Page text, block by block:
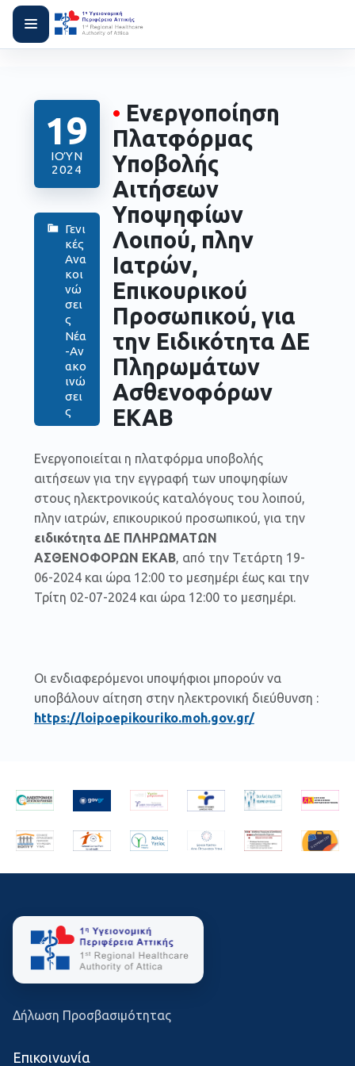
19
ΙΟΎΝ
2024
Γενι
κές
Ανα
κοι
νώ
σει
ς
Νέα
-Αν
ακο
ινώ
σει
ς
• Ενεργοποίηση
Πλατφόρμας
Υποβολής
Αιτήσεων
Υποψηφίων
Λοιπού, πλην
Ιατρών,
Επικουρικού
Προσωπικού, για
την Ειδικότητα ΔΕ
Πληρωμάτων
Ασθενοφόρων
ΕΚΑΒ
Ενεργοποιείται η πλατφόρμα υποβολής
αιτήσεων για την εγγραφή των υποψηφίων
στους ηλεκτρονικούς καταλόγους του λοιπού,
πλην ιατρών, επικουρικού προσωπικού, για την
ειδικότητα ΔΕ ΠΛΗΡΩΜΑΤΩΝ
ΑΣΘΕΝΟΦΟΡΩΝ ΕΚΑΒ, από την Τετάρτη 19-
06-2024 και ώρα 12:00 το μεσημέρι έως και την
Τρίτη 02-07-2024 και ώρα 12:00 το μεσημέρι.
Οι ενδιαφερόμενοι υποψήφιοι μπορούν να
υποβάλουν αίτηση στην ηλεκτρονική διεύθυνση :
https://loipoepikouriko.moh.gov.gr/
Δήλωση Προσβασιμότητας
Επικοινωνία